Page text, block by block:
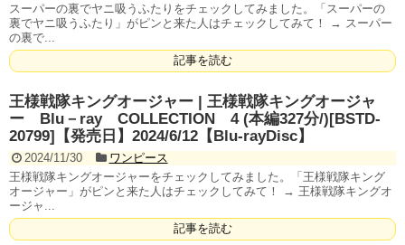
スーパーの裏でヤニ吸うふたりをチェックしてみました。「スーパーの
裏でヤニ吸うふたり」がピンと来た人はチェックしてみて！ → スーパー
の裏で...
記事を読む
王様戦隊キングオージャー | 王様戦隊キングオージャ
ー Blu－ray COLLECTION 4 (本編327分/)[BSTD-
20799]【発売日】2024/6/12【Blu-rayDisc】
2024/11/30
ワンピース
王様戦隊キングオージャーをチェックしてみました。「王様戦隊キング
オージャー」がピンと来た人はチェックしてみて！ → 王様戦隊キングオ
ージャ...
記事を読む